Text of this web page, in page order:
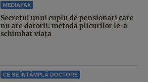
MEDIAFAX
Secretul unui cuplu de pensionari care
nu are datorii: metoda plicurilor le-a
schimbat viața
CE SE ÎNTÂMPLĂ DOCTORE